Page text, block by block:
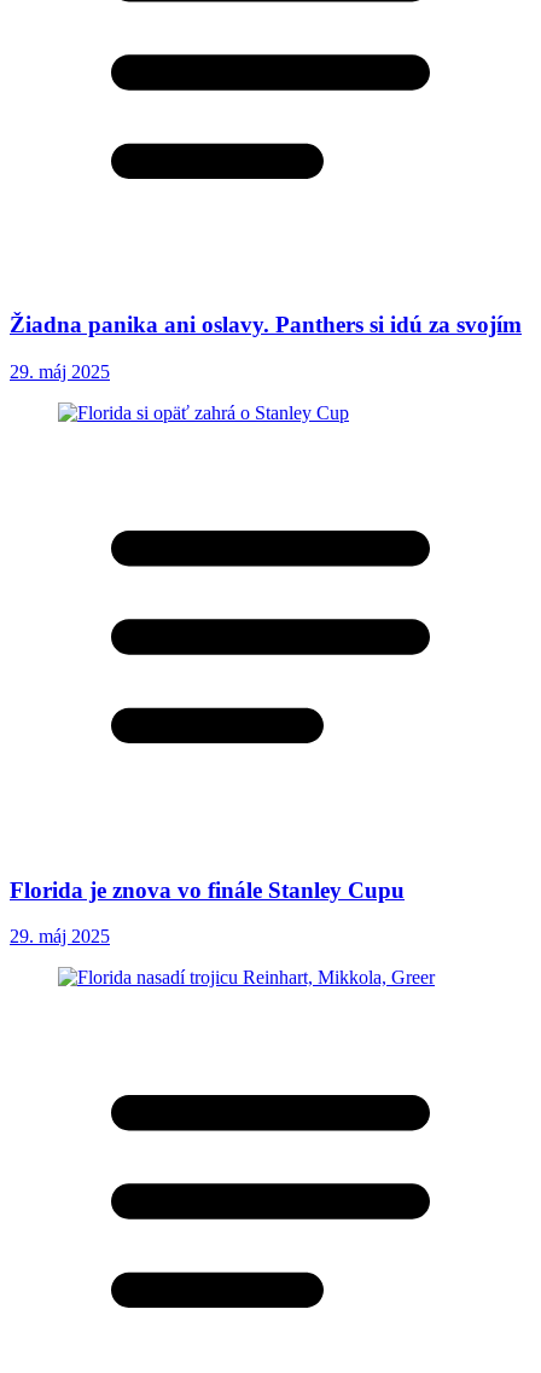
Žiadna panika ani oslavy. Panthers si idú za svojím
29. máj 2025
Florida je znova vo finále Stanley Cupu
29. máj 2025